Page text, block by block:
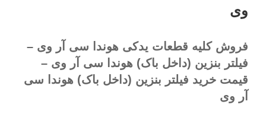
وی
فروش کلیه قطعات یدکی هوندا سی آر وی –
فیلتر بنزین (داخل باک) هوندا سی آر وی –
قیمت خرید فیلتر بنزین (داخل باک) هوندا سی
آر وی